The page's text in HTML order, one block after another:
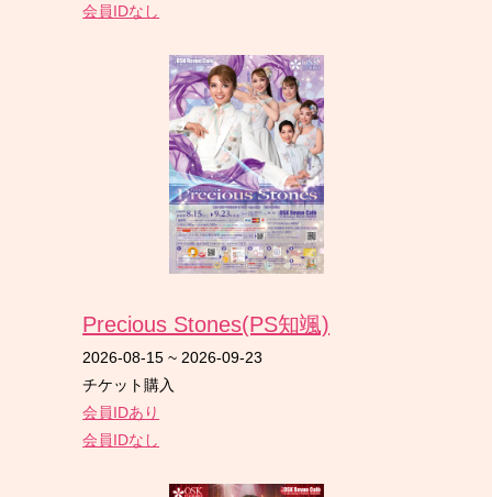
会員IDなし
Precious Stones(PS知颯)
2026-08-15 ~ 2026-09-23
チケット購入
会員IDあり
会員IDなし